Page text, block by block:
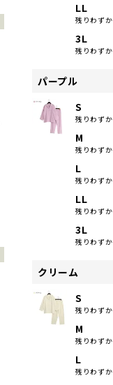
LL
残りわずか
3L
残りわずか
パープル
S
残りわずか
M
残りわずか
L
残りわずか
LL
残りわずか
3L
残りわずか
クリーム
S
残りわずか
M
残りわずか
L
残りわずか